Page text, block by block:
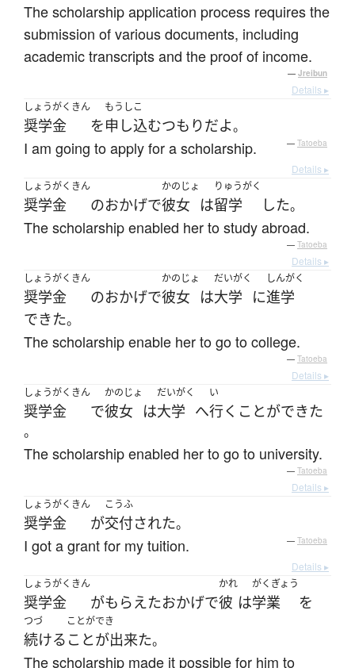
The scholarship application process requires the
submission of various documents, including
academic transcripts and the proof of income.
— Jreibun
Details ▸
しょうがくきん
奨学金 を
もうしこ
申し込むつもりだよ。
I am going to apply for a scholarship. — Tatoeba
Details ▸
しょうがくきん
奨学金 のおかげで
かのじょ
彼女 は
りゅうがく
留学 した。
The scholarship enabled her to study abroad.
— Tatoeba
Details ▸
しょうがくきん
奨学金 のおかげで
かのじょ
彼女 は
だいがく
大学 に
しんがく
進学
できた。
The scholarship enable her to go to college.
— Tatoeba
Details ▸
しょうがくきん
奨学金 で
かのじょ
彼女 は
だいがく
大学 へ
い
行く ことができた
。
The scholarship enabled her to go to university.
— Tatoeba
Details ▸
しょうがくきん
奨学金 が
こうふ
交付された。
I got a grant for my tuition. — Tatoeba
Details ▸
しょうがくきん
奨学金 がもらえたおかげで
かれ
彼 は
がくぎょう
学業 を
つづ
続ける
ことができ
ことが出来た。
The scholarship made it possible for him to